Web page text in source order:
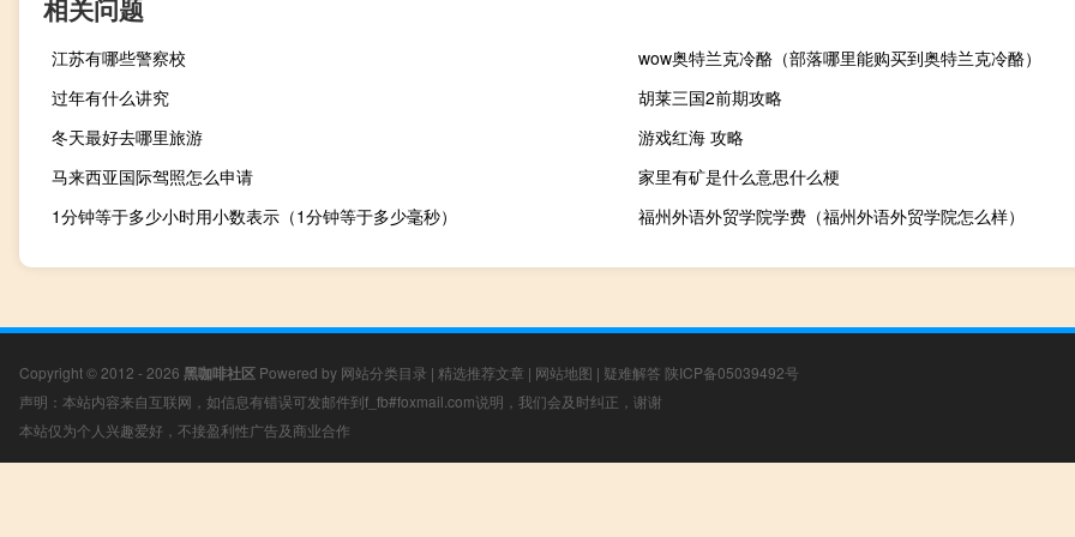
相关问题
江苏有哪些警察校
wow奥特兰克冷酪（部落哪里能购买到奥特兰克冷酪）
过年有什么讲究
胡莱三国2前期攻略
冬天最好去哪里旅游
游戏红海 攻略
马来西亚国际驾照怎么申请
家里有矿是什么意思什么梗
1分钟等于多少小时用小数表示（1分钟等于多少毫秒）
福州外语外贸学院学费（福州外语外贸学院怎么样）
Copyright © 2012 - 2026 黑咖啡社区 Powered by 网站分类目录 | 精选推荐文章 | 网站地图 | 疑难解答 陕ICP备05039492号
声明：本站内容来自互联网，如信息有错误可发邮件到f_fb#foxmail.com说明，我们会及时纠正，谢谢
本站仅为个人兴趣爱好，不接盈利性广告及商业合作